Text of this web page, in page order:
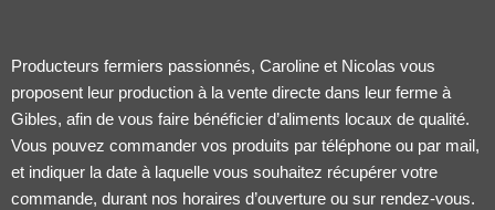
Producteurs fermiers passionnés, Caroline et Nicolas vous
proposent leur production à la vente directe dans leur ferme à
Gibles, afin de vous faire bénéficier d’aliments locaux de qualité.
Vous pouvez commander vos produits par téléphone ou par mail,
et indiquer la date à laquelle vous souhaitez récupérer votre
commande, durant nos horaires d’ouverture ou sur rendez-vous.